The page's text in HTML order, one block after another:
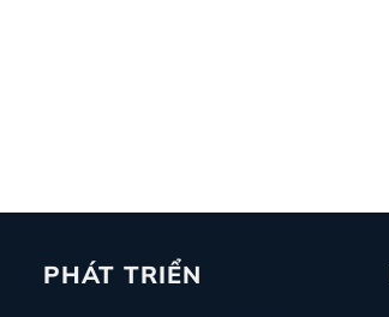
PHÁT TRIỂN